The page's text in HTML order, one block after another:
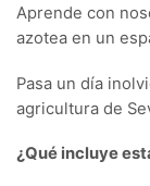
Aprende con
azotea en un
Pasa un día
agricultura de
¿Qué incluye